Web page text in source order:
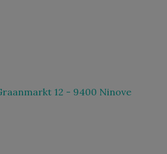
12 - 9400 Ninove